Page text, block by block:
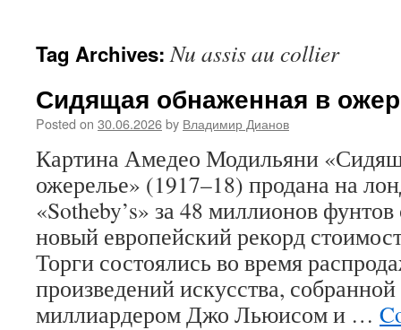
Tag Archives:Nu assis au collier
Сидящая обнаженная в
Posted on 30.06.2026by Владимир Дианов
Картина Амедео Модильяни
ожерелье» (1917–18) продана на
«Sotheby’s» за 48 миллионов
новый европейский рекорд
Торги состоялись во время
произведений искусства,
миллиардером Джо Льюисом и …